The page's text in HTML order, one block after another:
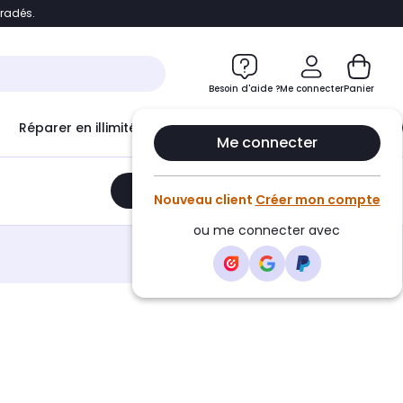
Accéder directement au chatbot
Besoin d'aide ?Me connecter
Me connecter
Nouveau client Créer mon compte
ou me connecter avec
Panier
Réparer en illimité avec Le Club Infinity
Ajouter au panier •